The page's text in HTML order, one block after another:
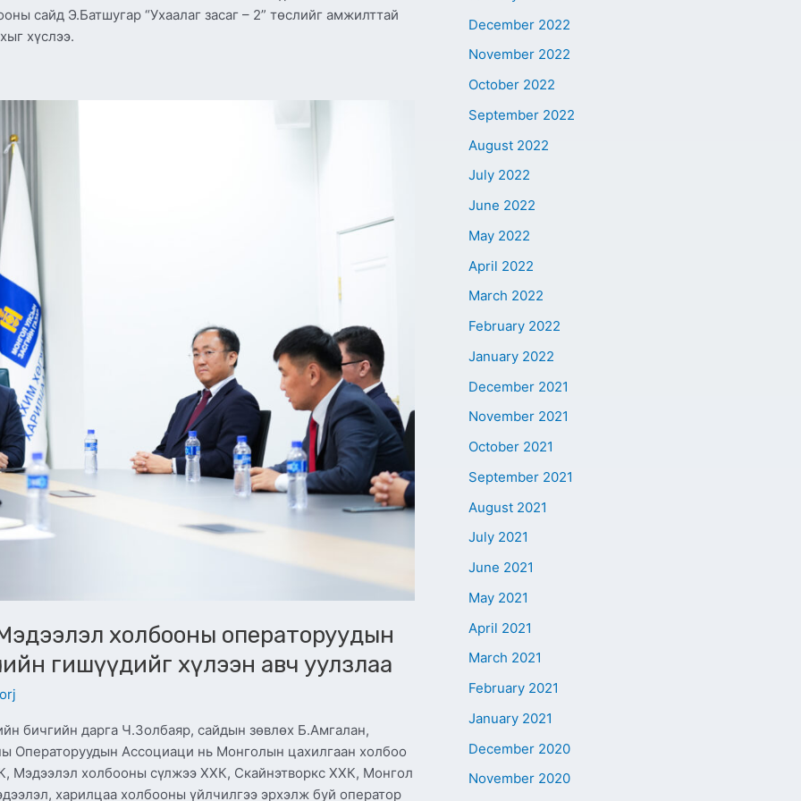
сайд Э.Батшугар “Ухаалаг засаг – 2” төслийг амжилттай
хүслээ.
холбооны операторуудын
гишүүдийг хүлээн авч уулзлаа
бичгийн дарга Ч.Золбаяр, сайдын зөвлөх Б.Амгалан,
Операторуудын Ассоциаци нь Монголын цахилгаан холбоо
холбооны сүлжээ ХХК, Скайнэтворкс ХХК, Монгол
харилцаа холбооны үйлчилгээ эрхэлж буй оператор
December 2022
November 2022
October 2022
September 2022
August 2022
July 2022
June 2022
May 2022
April 2022
March 2022
February 2022
January 2022
December 2021
November 2021
October 2021
September 2021
August 2021
July 2021
June 2021
May 2021
April 2021
March 2021
February 2021
January 2021
December 2020
November 2020